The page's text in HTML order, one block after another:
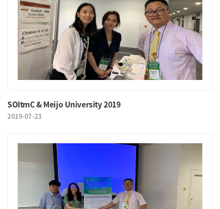
SOItmC & Meijo University 2019
2019-07-23